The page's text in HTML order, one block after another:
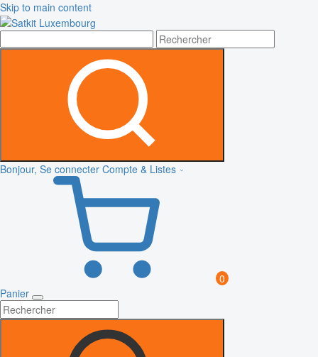
Skip to main content
Bonjour, Se connecter Compte & Listes
0
Panier